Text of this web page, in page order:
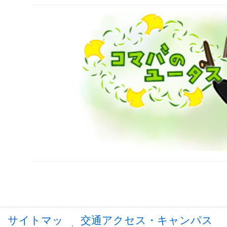
サイトマッ
交通アクセス・キャンパス